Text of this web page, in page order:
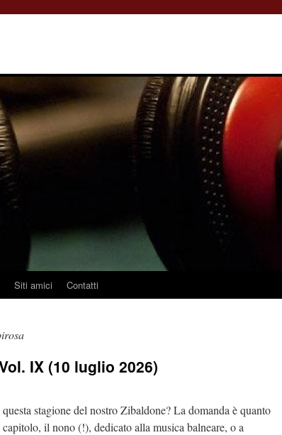
Siti amici Contatti
IX (10 luglio 2026)
stagione del nostro Zibaldone? La domanda è quanto
il nono (!), dedicato alla musica balneare, o a